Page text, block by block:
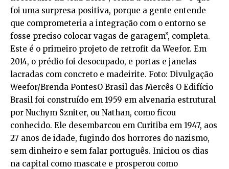
foi uma surpresa positiva, porque a gente entende
que comprometeria a integração com o entorno se
fosse preciso colocar vagas de garagem”, completa.
Este é o primeiro projeto de retrofit da Weefor. Em
2014, o prédio foi desocupado, e portas e janelas
lacradas com concreto e madeirite. Foto: Divulgação
Weefor/Brenda PontesO Brasil das Mercês O Edifício
Brasil foi construído em 1959 em alvenaria estrutural
por Nuchym Szniter, ou Nathan, como ficou
conhecido. Ele desembarcou em Curitiba em 1947, aos
27 anos de idade, fugindo dos horrores do nazismo,
sem dinheiro e sem falar português. Iniciou os dias
na capital como mascate e prosperou como